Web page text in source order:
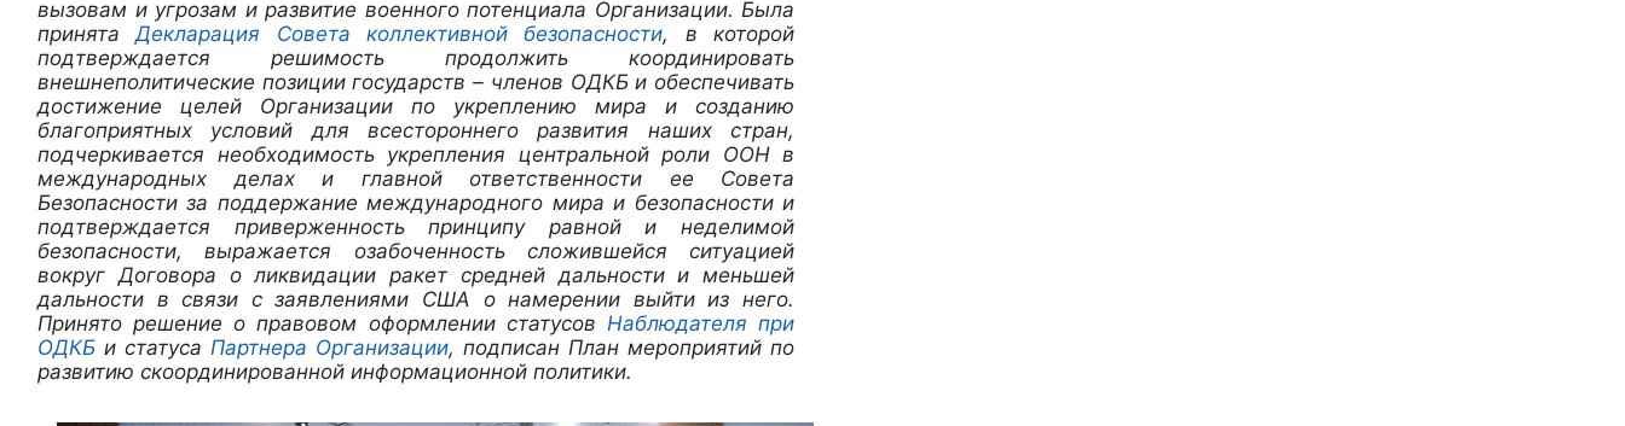
вызовам и угрозам и развитие военного потенциала Организации. Была
принятаДекларация Совета коллективной безопасности, в которой
подтверждается решимость продолжить координировать
внешнеполитические позиции государств – членов ОДКБ и обеспечивать
достижение целей Организации по укреплению мира и созданию
благоприятных условий для всестороннего развития наших стран,
подчеркивается необходимость укрепления центральной роли ООН в
международных делах и главной ответственности ее Совета
Безопасности за поддержание международного мира и безопасности и
подтверждается приверженность принципу равной и неделимой
безопасности, выражается озабоченность сложившейся ситуацией
вокруг Договора о ликвидации ракет средней дальности и меньшей
дальности в связи с заявлениями США о намерении выйти из него.
Принято решение о правовом оформлении статусов Наблюдателя при
ОДКБ и статуса Партнера Организации, подписан План мероприятий по
развитию скоординированной информационной политики.